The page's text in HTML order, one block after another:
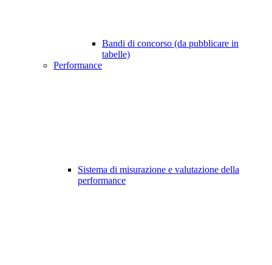
Bandi di concorso (da pubblicare in
tabelle)
Performance
Sistema di misurazione e valutazione della
performance